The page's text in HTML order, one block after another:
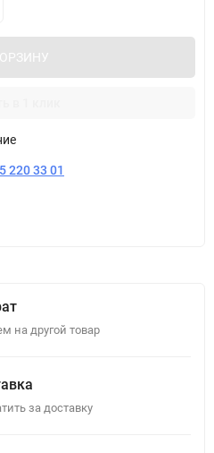
220 33 01
на другой товар
за доставку